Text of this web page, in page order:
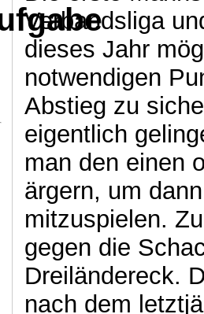
Verbandsliga
dieses Jahr
notwendigen
Abstieg zu
eigentlich
man den einen
ärgern, um
mitzuspielen.
gegen die
Dreiländereck.
nach dem